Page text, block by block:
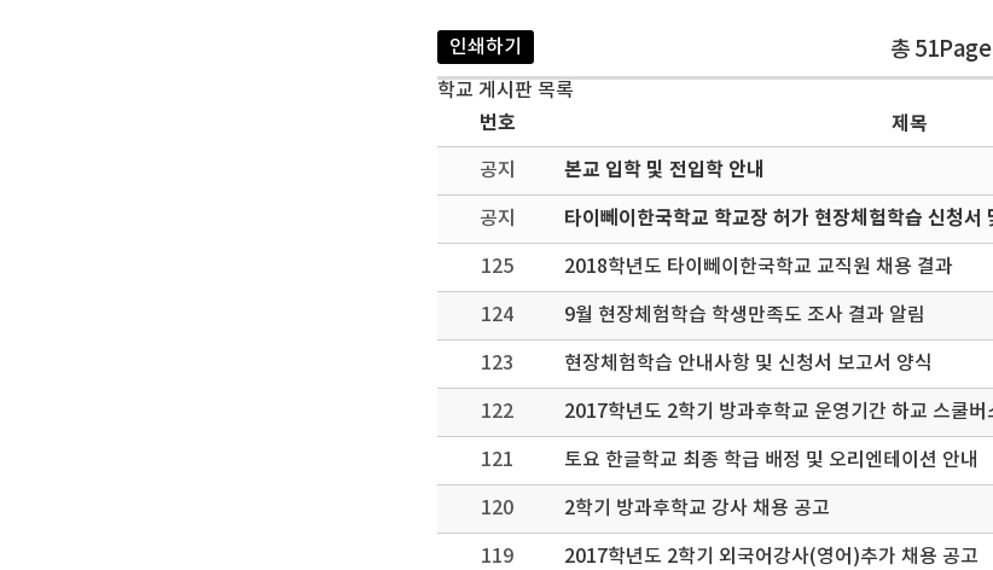
인쇄하기 총
학교 게시판 목록
번호 제목
공지 본교 입학 및 전입학 안내
공지 타이뻬이한국학교 학교장 허가 현장체험학습 신청서
125 2018학년도 타이뻬이한국학교 교직원 채용 결과
124 9월 현장체험학습 학생만족도 조사 결과 알림
123 현장체험학습 안내사항 및 신청서 보고서 양식
122 2017학년도 2학기 방과후학교 운영기간 하교 스쿨버
121 토요 한글학교 최종 학급 배정 및 오리엔테이션 안내
120 2학기 방과후학교 강사 채용 공고
119 2017학년도 2학기 외국어강사(영어)추가 채용 공고